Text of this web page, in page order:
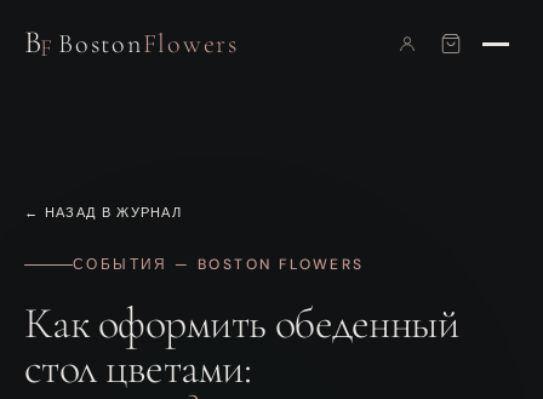
BF BostonFlowers
← НАЗАД В ЖУРНАЛ
СОБЫТИЯ — BOSTON FLOWERS
Как оформить обеденный
стол цветами: